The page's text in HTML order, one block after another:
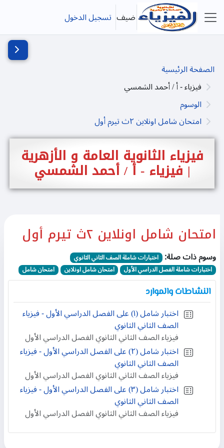
تخطى إلى المحتوى الرئيسي
واجهة جانبية
ضيف تسجيل الدخول
الصفحة الرئيسية
فيزياء - أ / أحمد الشمسي
الوسوم
امتحان شامل اونلاين ٢ث تيرم أول
فيزياء الثانوية العامة و الأزهرية
| فيزياء - أ / أحمد الشمسي
فتح
امتحان شامل اونلاين ٢ث تيرم أول
وسوم ذات صلة: اختبارات شاملة الصف الثاني الثانوي
اختبارات شاملة الفصل الدراسي الأول
امتحان شامل اونلاين امتحان شامل
النشاطات والموارد
اختبار شامل (١) على الفصل الدراسي الأول - فيزياء
الصف الثاني الثانوي
فيزياء الصف الثاني الثانوي الفصل الدراسي الأول
اختبار شامل (٢) على الفصل الدراسي الأول - فيزياء
الصف الثاني الثانوي
فيزياء الصف الثاني الثانوي الفصل الدراسي الأول
اختبار شامل (٣) على الفصل الدراسي الأول - فيزياء
الصف الثاني الثانوي
فيزياء الصف الثاني الثانوي الفصل الدراسي الأول